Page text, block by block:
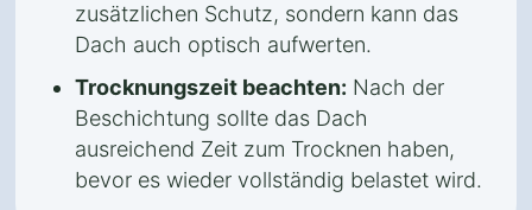
zusätzlichen Schutz, sondern kann das
Dach auch optisch aufwerten.
Trocknungszeit beachten: Nach der
Beschichtung sollte das Dach
ausreichend Zeit zum Trocknen haben,
bevor es wieder vollständig belastet wird.